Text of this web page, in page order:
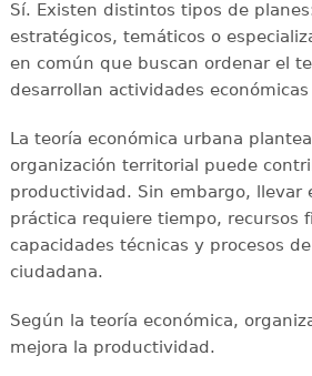
Sí. Existen distintos tipos de
estratégicos, temáticos o
en común que buscan ordenar el
desarrollan actividades
La teoría económica urbana
organización territorial puede
productividad. Sin embargo, llevar
práctica requiere tiempo, recursos
capacidades técnicas y procesos
ciudadana.
Según la teoría económica,
mejora la productividad.